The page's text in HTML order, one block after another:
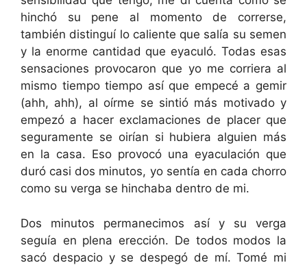
hinchó su pene al momento de correrse,
también distinguí lo caliente que salía su semen
y la enorme cantidad que eyaculó. Todas esas
sensaciones provocaron que yo me corriera al
mismo tiempo tiempo así que empecé a gemir
(ahh, ahh), al oírme se sintió más motivado y
empezó a hacer exclamaciones de placer que
seguramente se oirían si hubiera alguien más
en la casa. Eso provocó una eyaculación que
duró casi dos minutos, yo sentía en cada chorro
como su verga se hinchaba dentro de mi.
Dos minutos permanecimos así y su verga
seguía en plena erección. De todos modos la
sacó despacio y se despegó de mí. Tomé mi